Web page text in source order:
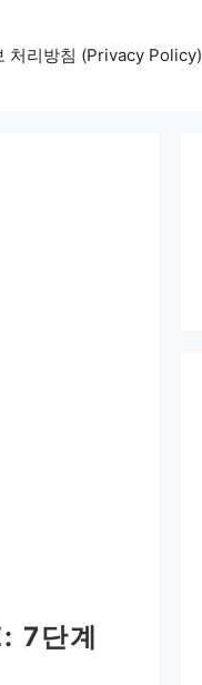
처리방침 (Privacy Policy)
7단계